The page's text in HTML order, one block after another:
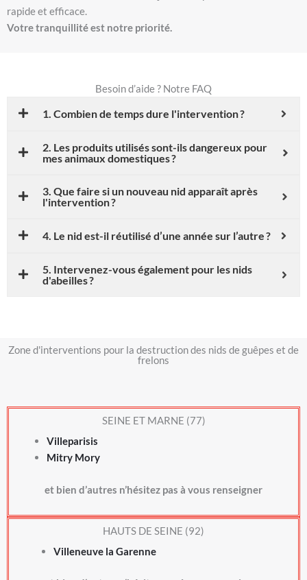
rapide et efficace.
Votre tranquillité est notre priorité.
Besoin d’aide ? Notre FAQ
1. Combien de temps dure l'intervention ?
2. Les produits utilisés sont-ils dangereux pour
mes animaux domestiques ?
3. Que faire si un nouveau nid apparaît après
l'intervention ?
4. Le nid est-il réutilisé d’une année sur l’autre ?
5. Intervenez-vous également pour les nids
d'abeilles ?
Zone d'interventions pour la destruction des nids de guêpes et de
frelons
SEINE ET MARNE (77)
Villeparisis
Mitry Mory
et bien d’autres n’hésitez pas à vous renseigner
HAUTS DE SEINE (92)
Villeneuve la Garenne